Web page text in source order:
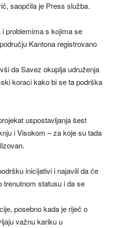
saopćila je Press služba.
problemima s kojima se
Kantona registrovano
da Savez okuplja udruženja
koraci kako bi se ta podrška
uspostavljanja šest
i Visokom – za koje su tada
inicijativi i najavili da će
trenutnom statusu i da se
posebno kada je riječ o
važnu kariku u